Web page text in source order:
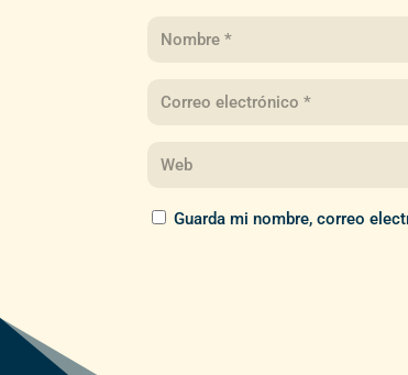
Guarda mi nombre, correo